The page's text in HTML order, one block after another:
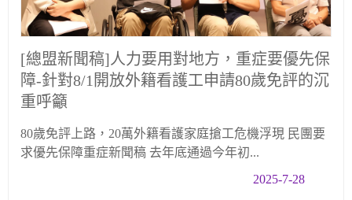
[總盟新聞稿]人力要用對地方，重症要優先保
障-針對8/1開放外籍看護工申請80歲免評的沉
重呼籲
80歲免評上路，20萬外籍看護家庭搶工危機浮現 民團要
求優先保障重症新聞稿 去年底通過今年初...
2025-7-28